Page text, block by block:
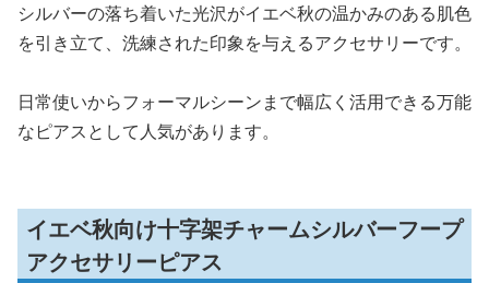
シルバーの落ち着いた光沢がイエベ秋の温かみのある肌色
を引き立て、洗練された印象を与えるアクセサリーです。
日常使いからフォーマルシーンまで幅広く活用できる万能
なピアスとして人気があります。
イエベ秋向け十字架チャームシルバーフープ
アクセサリーピアス